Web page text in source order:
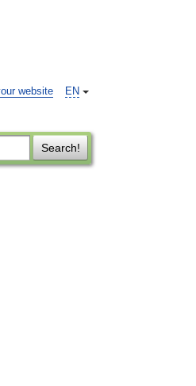
EN
website
Search!